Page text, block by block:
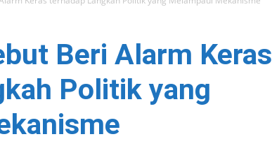
Beri Alarm Keras
Politik yang